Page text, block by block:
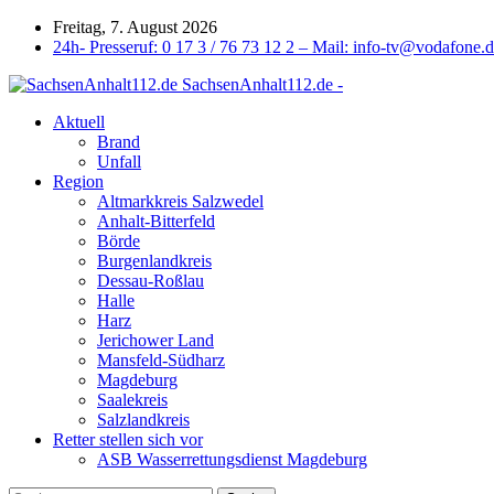
Freitag, 7. August 2026
24h- Presseruf: 0 17 3 / 76 73 12 2 – Mail: info-
SachsenAnhalt112.de -
Aktuell
Brand
Unfall
Region
Altmarkkreis Salzwedel
Anhalt-Bitterfeld
Börde
Burgenlandkreis
Dessau-Roßlau
Halle
Harz
Jerichower Land
Mansfeld-Südharz
Magdeburg
Saalekreis
Salzlandkreis
Retter stellen sich vor
ASB Wasserrettungsdienst Magdeburg